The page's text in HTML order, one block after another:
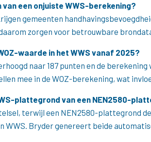
van een onjuiste WWS-berekening?
gemeenten
zorgen voor betrouwbare
waarde in het WWS vanaf 2025?
naar 187 punten en de
mee in de WOZ-berekening, wat
plattegrond van een NEN2580-
terwijl een NEN2580-plattegrond
WWS. Bryder genereert beide